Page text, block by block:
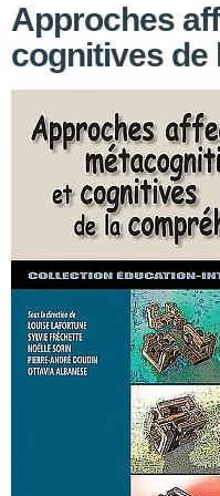
Approches
cognitives de